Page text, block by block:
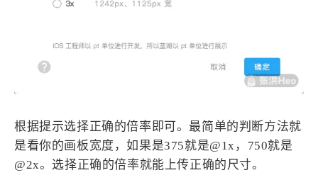
根据提示选择正确的倍率即可。最简单的判断方法就
是看你的画板宽度，如果是375就是@1x，750就是
@2x。选择正确的倍率就能上传正确的尺寸。